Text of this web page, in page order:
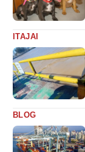
ITAJAI
BLOG